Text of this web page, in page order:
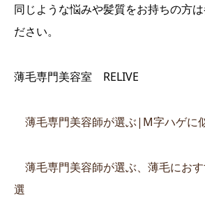
同じような悩みや髪質をお持ちの方
ださい。
薄毛専門美容室 RELIVE
薄毛専門美容師が選ぶ|M字ハゲに
薄毛専門美容師が選ぶ、薄毛にお
選